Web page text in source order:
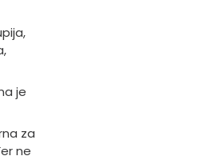
je
za
ne